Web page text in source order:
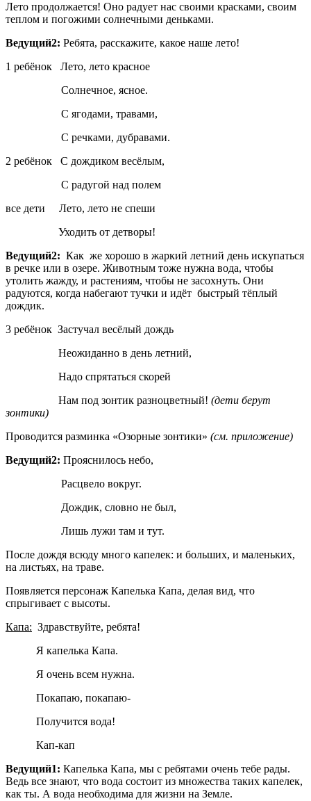
Лето продолжается! Оно радует нас своими красками, своим
теплом и погожими солнечными деньками.
Ведущий2: Ребята, расскажите, какое наше лето!
1 ребёнок Лето, лето красное
Солнечное, ясное.
С ягодами, травами,
С речками, дубравами.
2 ребёнок С дождиком весёлым,
С радугой над полем
все дети Лето, лето не спеши
Уходить от детворы!
Ведущий2: Как же хорошо в жаркий летний день искупаться
в речке или в озере. Животным тоже нужна вода, чтобы
утолить жажду, и растениям, чтобы не засохнуть. Они
радуются, когда набегают тучки и идёт быстрый тёплый
дождик.
3 ребёнок Застучал весёлый дождь
Неожиданно в день летний,
Надо спрятаться скорей
Нам под зонтик разноцветный! (дети берут
зонтики)
Проводится разминка «Озорные зонтики» (см. приложение)
Ведущий2: Прояснилось небо,
Расцвело вокруг.
Дождик, словно не был,
Лишь лужи там и тут.
После дождя всюду много капелек: и больших, и маленьких,
на листьях, на траве.
Появляется персонаж Капелька Капа, делая вид, что
спрыгивает с высоты.
Капа: Здравствуйте, ребята!
Я капелька Капа.
Я очень всем нужна.
Покапаю, покапаю-
Получится вода!
Кап-кап
Ведущий1: Капелька Капа, мы с ребятами очень тебе рады.
Ведь все знают, что вода состоит из множества таких капелек,
как ты. А вода необходима для жизни на Земле.